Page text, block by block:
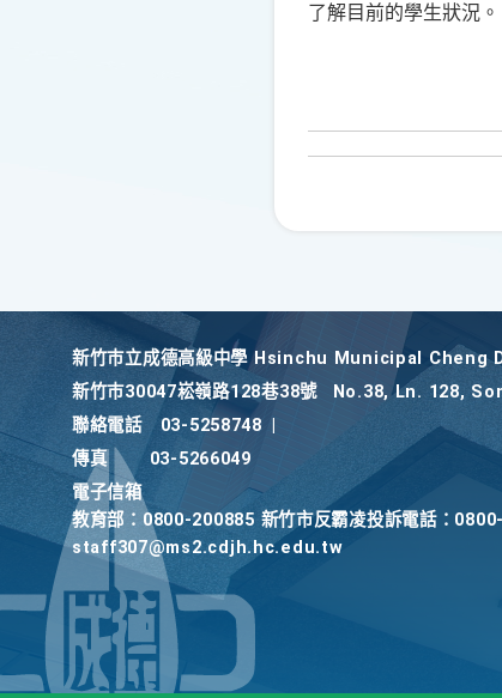
了解目前的學生狀況。
新竹巿立成德高級中學 Hsinchu Municipal Cheng
新竹巿30047崧嶺路128巷38號
No.38, Ln. 128,
聯絡電話
03-5258748
傳真
03-5266049
電子信箱
教育部：0800-200885 新竹市反霸凌投訴電話：
staff307@ms2.cdjh.hc.edu.tw